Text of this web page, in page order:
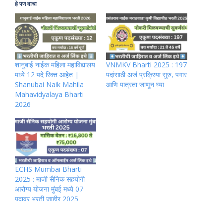
हे पण वाचा
शानुबाई नाईक महिला महाविद्यालय
मध्ये 12 पदे रिक्त आहेत |
Shanubai Naik Mahila
Mahavidyalaya Bharti
2026
VNMKV Bharti 2025 : 197
पदांसाठी अर्ज प्रक्रिया सुरु, पगार
आणि पात्रता जाणून घ्या
ECHS Mumbai Bharti
2025 : माजी सैनिक सहयोगी
आरोग्य योजना मुंबई मध्ये 07
पदावर भरती जाहीर 2025